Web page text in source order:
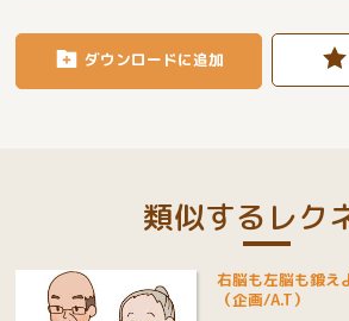
ダウンロードに追加
類似するレク
右脳も左脳も鍛え
（企画/A.T）